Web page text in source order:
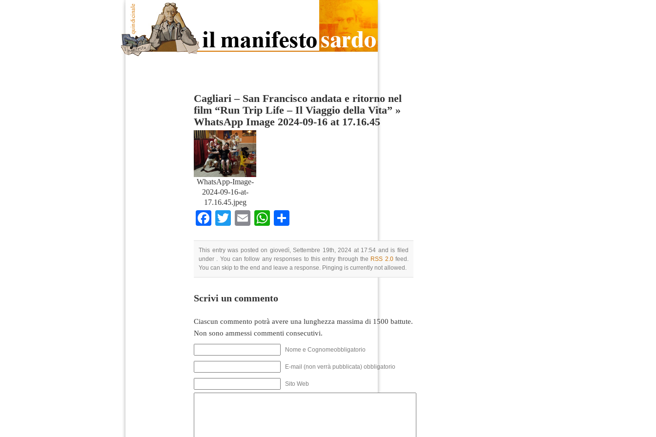
Cagliari – San Francisco andata e ritorno nel
film “Run Trip Life – Il Viaggio della Vita” »
WhatsApp Image 2024-09-16 at 17.16.45
WhatsApp-Image-
2024-09-16-at-
17.16.45.jpeg
Facebook
TwitterEmailWhatsApp
This entry was posted on giovedì, Settembre 19th, 2024 at 17:54 and is filed
under . You can follow any responses to this entry through the RSS 2.0feed.
You can skip to the end and leave a response. Pinging is currently not allowed.
Scrivi un commento
Ciascun commento potrà avere una lunghezza massima di 1500 battute.
Non sono ammessi commenti consecutivi.
Nome e Cognomeobbligatorio
E-mail (non verrà pubblicata) obbligatorio
Sito Web